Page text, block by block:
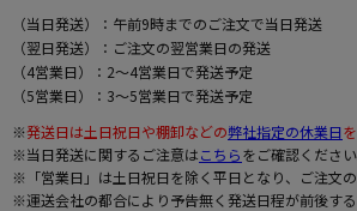
（当日発送）：午前9時までのご注文で当日発送
（翌日発送）：ご注文の翌営業日の発送
（4営業日）：2～4営業日で発送予定
（5営業日）：3～5営業日で発送予定
※発送日は土日祝日や棚卸などの弊社指定の休業日
※当日発送に関するご注意はこちらをご確認ください
※「営業日」は土日祝日を除く平日となり、ご注文の
※運送会社の都合により予告無く発送日程が前後する